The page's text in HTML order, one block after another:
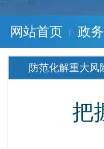
网站首页 政
防范化解重大风
把